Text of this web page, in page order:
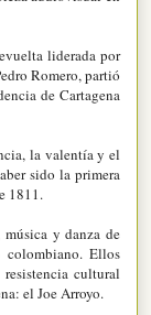
liderada por
Romero, partió
de Cartagena
la valentía y el
sido la primera
1811.
y danza de
colombiano. Ellos
cultural
el Joe Arroyo.